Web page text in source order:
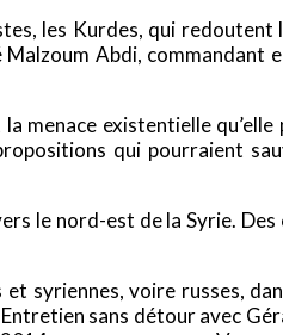
les Kurdes, qui
Malzoum Abdi,
menace existentielle
qui pourraient
le nord-est de la Syrie.
syriennes, voire russes,
sans détour avec